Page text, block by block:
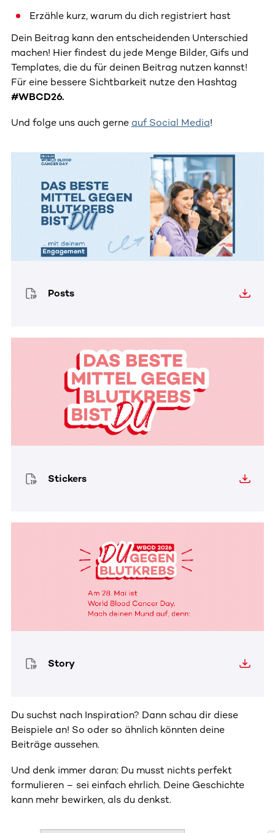
Erzähle kurz, warum du dich registriert hast
Dein Beitrag kann den entscheidenden Unterschied
machen! Hier findest du jede Menge Bilder, Gifs und
Templates, die du für deinen Beitrag nutzen kannst!
Für eine bessere Sichtbarkeit nutze den Hashtag
#WBCD26.
Und folge uns auch gerne auf Social Media!
Posts
Stickers
Story
Du suchst nach Inspiration? Dann schau dir diese
Beispiele an! So oder so ähnlich könnten deine
Beiträge aussehen.
Und denk immer daran: Du musst nichts perfekt
formulieren – sei einfach ehrlich. Deine Geschichte
kann mehr bewirken, als du denkst.